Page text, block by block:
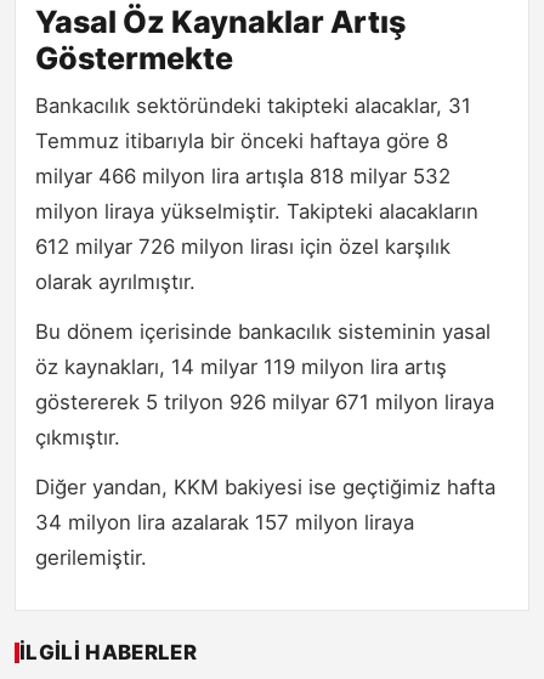
Yasal Öz Kaynaklar Artış
Göstermekte
Bankacılık sektöründeki takipteki alacaklar, 31
Temmuz itibarıyla bir önceki haftaya göre 8
milyar 466 milyon lira artışla 818 milyar 532
milyon liraya yükselmiştir. Takipteki alacakların
612 milyar 726 milyon lirası için özel karşılık
olarak ayrılmıştır.
Bu dönem içerisinde bankacılık sisteminin yasal
öz kaynakları, 14 milyar 119 milyon lira artış
göstererek 5 trilyon 926 milyar 671 milyon liraya
çıkmıştır.
Diğer yandan, KKM bakiyesi ise geçtiğimiz hafta
34 milyon lira azalarak 157 milyon liraya
gerilemiştir.
İLGILI HABERLER